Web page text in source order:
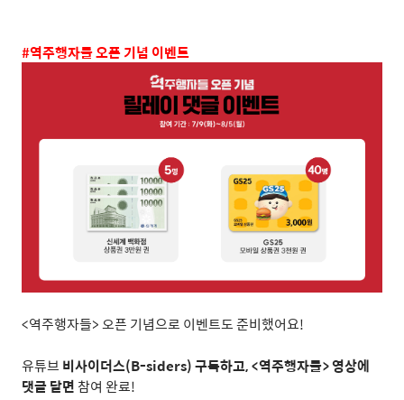
#역주행자들 오픈 기념 이벤트
<역주행자들>오픈 기념으로 이벤트도 준비했어요!
유튜브 비사이더스(B-siders)구독하고, <역주행자들>영상에
댓글 달면 참여 완료!